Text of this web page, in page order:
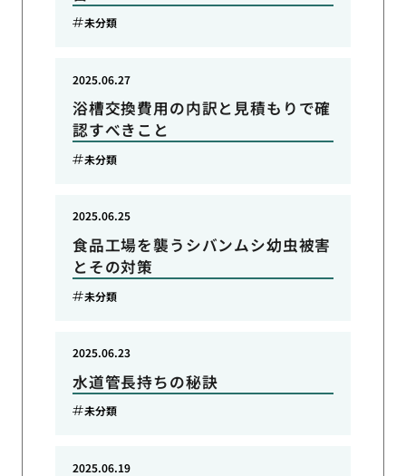
未分類
浴槽交換費用の内訳と見積もりで確
認すべきこと
2025.06.27
未分類
食品工場を襲うシバンムシ幼虫被害
とその対策
2025.06.25
未分類
水道管長持ちの秘訣
2025.06.23
未分類
2025.06.19